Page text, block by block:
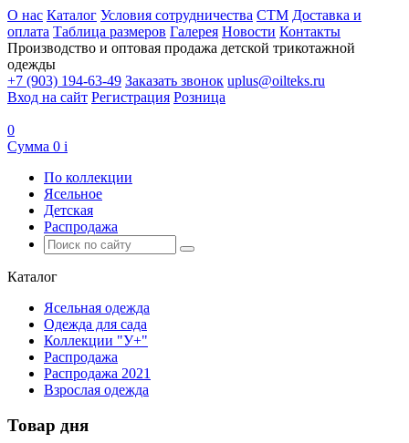
О нас Каталог Условия сотрудничества CTM Доставка и
оплата Таблица размеров Галерея Новости Контакты
Производство и оптовая продажа детской трикотажной
одежды
+7 (903) 194-63-49 Заказать звонок uplus@oilteks.ru
Вход на сайт Регистрация Розница
0
Сумма 0 i
По коллекции
Ясельное
Детская
Распродажа
Каталог
Ясельная одежда
Одежда для сада
Коллекции "У+"
Распродажа
Распродажа 2021
Взрослая одежда
Товар дня